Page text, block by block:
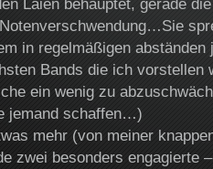
Laien behauptet, gerade die
in regelmäßigen abständen
Bands die ich vorstellen
ein wenig zu
jemand schaffen…)
mehr (von meiner
zwei besonders engagierte